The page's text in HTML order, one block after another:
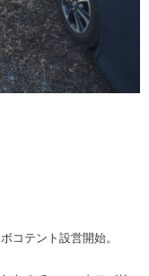
コテント設営開始。